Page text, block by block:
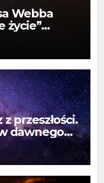
Webba
życie”
przeszłości.
dawnego
Układu